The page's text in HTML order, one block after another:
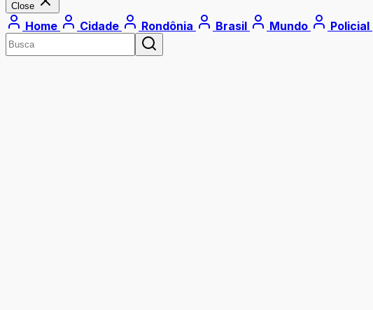
Close
Home Cidade Rondônia Brasil Mundo Policial